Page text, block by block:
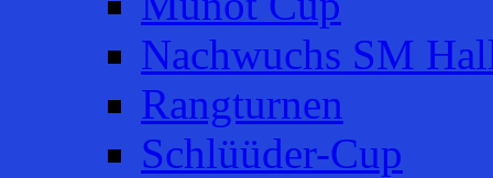
Nachwuchs SM
Rangturnen
Schlüüder-Cup